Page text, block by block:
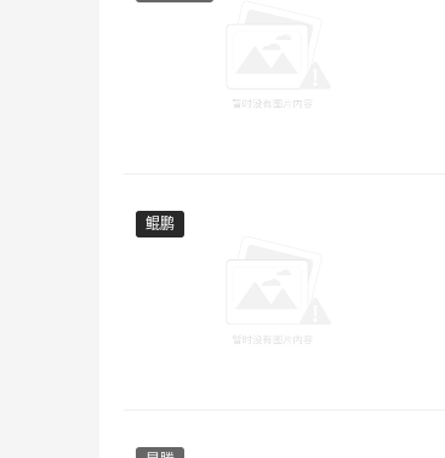
鲲鹏
鲲鹏